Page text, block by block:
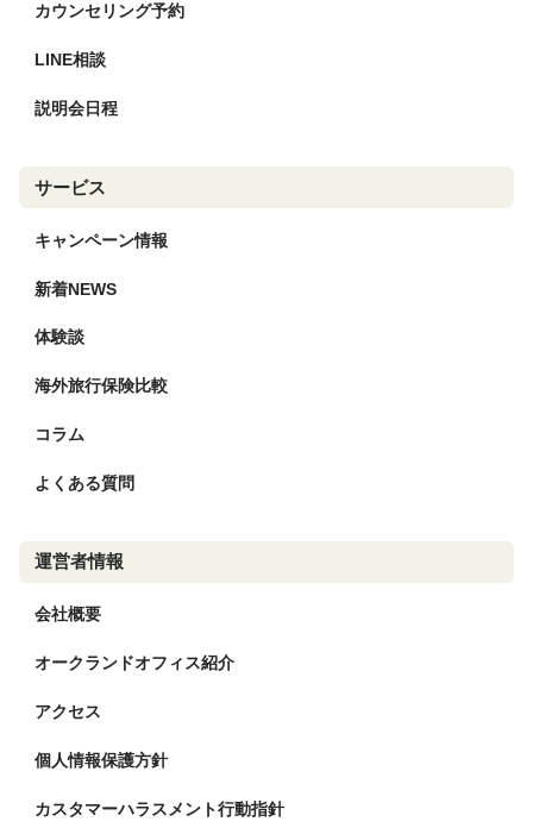
カウンセリング予約
LINE相談
説明会日程
サービス
キャンペーン情報
新着NEWS
体験談
海外旅行保険比較
コラム
よくある質問
運営者情報
会社概要
オークランドオフィス紹介
アクセス
個人情報保護方針
カスタマーハラスメント行動指針